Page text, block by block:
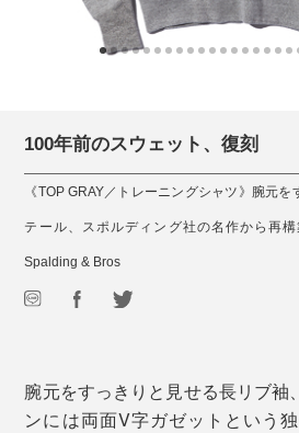
100年前のスウェット、復刻
《TOP GRAY／トレーニングシャツ》腕元
テール、スポルディング社の名作から再
Spalding & Bros
腕元をすっきりと見せる長リブ袖
ンには両面V字ガゼットという